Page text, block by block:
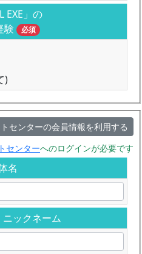
EXE」の
験
必須
)
センターの会員情報を利用する
センターへのログインが必要です
名
ックネーム